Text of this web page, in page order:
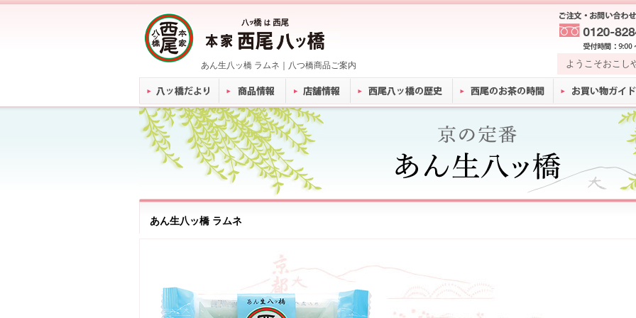
あん生八ッ橋 ラムネ｜八つ橋商品ご案内 ようこそおこし
あん生八ッ橋 ラムネ